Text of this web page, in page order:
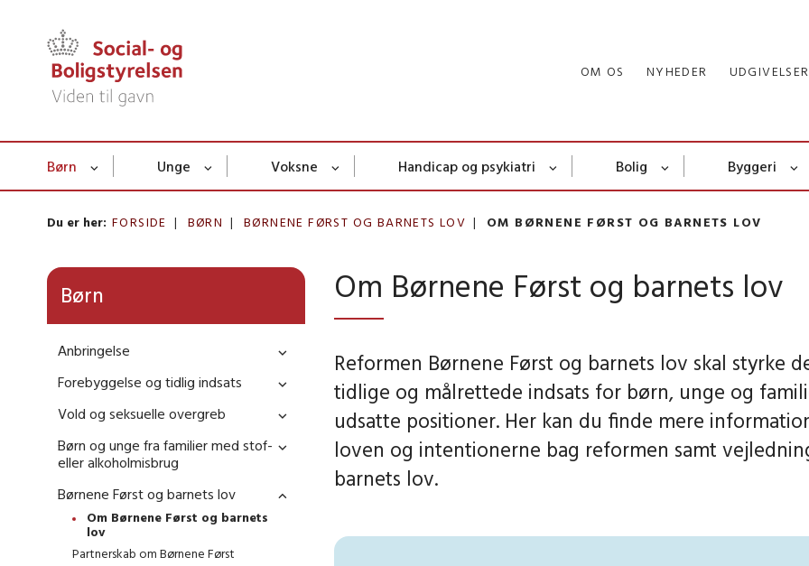
OM OS NYHEDER UDGIVELSER
Børn Unge Voksne Handicap og psykiatri Bolig Byggeri
Du er her: FORSIDE BØRN BØRNENE FØRST OG BARNETS LOV OM BØRNENE FØRST OG BARNETS LOV
Børn
Anbringelse
Forebyggelse og tidlig indsats
Vold og seksuelle overgreb
Børn og unge fra familier med stof-
eller alkoholmisbrug
Børnene Først og barnets lov
Om Børnene Først og barnets
lov
Partnerskab om Børnene Først
Om Børnene Først og barnets lov
Reformen Børnene Først og barnets lov skal styrke
tidlige og målrettede indsats for børn, unge og
udsatte positioner. Her kan du finde mere
loven og intentionerne bag reformen samt
barnets lov.